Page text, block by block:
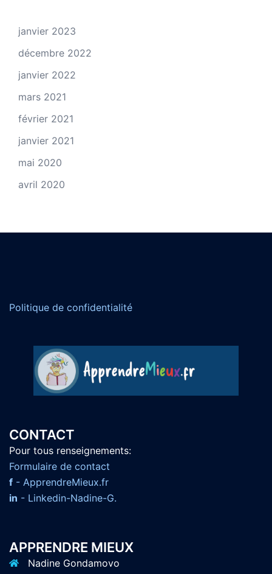
janvier 2023
décembre 2022
janvier 2022
mars 2021
février 2021
janvier 2021
mai 2020
avril 2020
Politique de confidentialité
CONTACT
Pour tous renseignements:
Formulaire de contact
f - ApprendreMieux.fr
in - Linkedin-Nadine-G.
APPRENDRE MIEUX
Nadine Gondamovo